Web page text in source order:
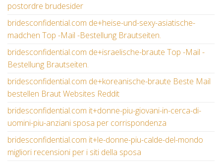
postordre brudesider
bridesconfidential.com de+heise-und-sexy-asiatische-
madchen Top -Mail -Bestellung Brautseiten.
bridesconfidential.com de+israelische-braute Top -Mail -
Bestellung Brautseiten.
bridesconfidential.com de+koreanische-braute Beste Mail
bestellen Braut Websites Reddit
bridesconfidential.com it+donne-piu-giovani-in-cerca-di-
uomini-piu-anziani sposa per corrispondenza
bridesconfidential.com it+le-donne-piu-calde-del-mondo
migliori recensioni per i siti della sposa